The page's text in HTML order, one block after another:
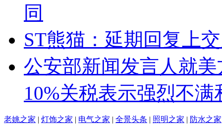
同
ST熊猫：延期回复上
公安部新闻发言人就
10%关税表示强烈不满
老姚之家 | 灯饰之家 | 电气之家 | 全景头条 | 照明之家 | 防水之家